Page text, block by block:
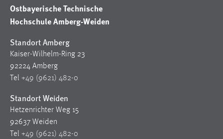
Ostbayerische Technische
Hochschule Amberg-Weiden
Standort Amberg
Kaiser-Wilhelm-Ring 23
92224 Amberg
Tel +49 (9621) 482-0
Standort Weiden
Hetzenrichter Weg 15
92637 Weiden
Tel +49 (9621) 482-0